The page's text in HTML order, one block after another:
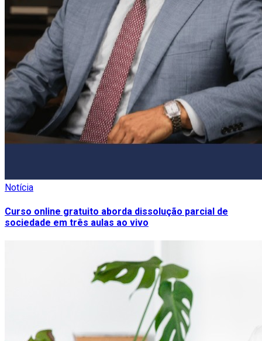
Notícia
Curso online gratuito aborda dissolução parcial de
sociedade em três aulas ao vivo